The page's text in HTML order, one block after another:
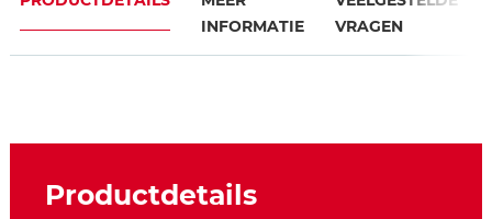
INFORMATIE
VRAGEN
Productdetails